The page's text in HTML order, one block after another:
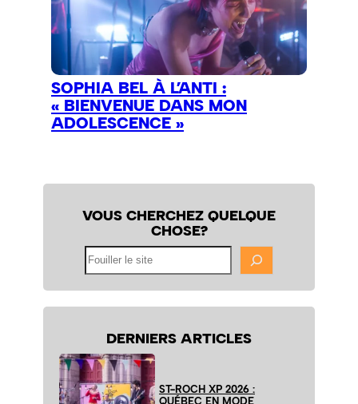
SOPHIA BEL À L’ANTI :
« BIENVENUE DANS MON
ADOLESCENCE »
VOUS CHERCHEZ QUELQUE
CHOSE?
DERNIERS ARTICLES
ST-ROCH XP 2026 :
QUÉBEC EN MODE